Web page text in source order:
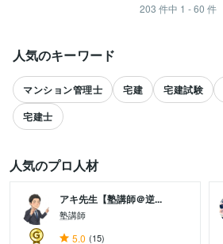
203 件中 1 - 60 件
人気のキーワード
マンション管理士 宅建 宅建試験
宅建士
人気のプロ人材
アキ先生【塾講師＠逆...
塾講師
5.0 (15)